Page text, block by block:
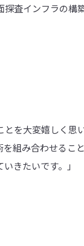
探査インフラの構
とを大変嬉しく思
組み合わせること
きたいです。」